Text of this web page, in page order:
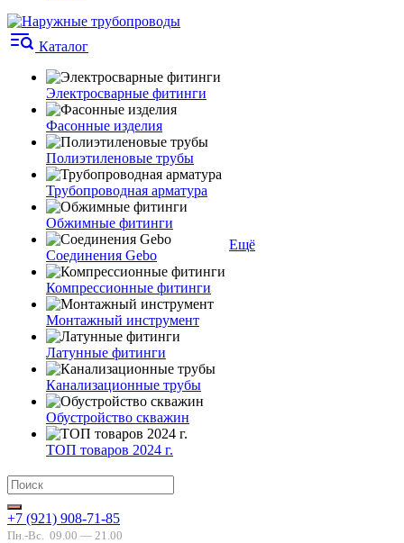
Каталог
Электросварные фитинги
Фасонные изделия
Полиэтиленовые трубы
Трубопроводная арматура
Обжимные фитинги
Соединения Gebo
Компрессионные фитинги
Монтажный инструмент
Латунные фитинги
Канализационные трубы
Обустройство скважин
ТОП товаров 2024 г.
Ещё
+7 (921) 908-71-85
Пн.-Вс. 09.00 — 21.00